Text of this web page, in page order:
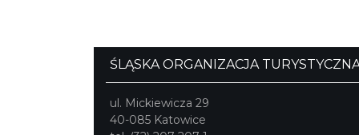
ŚLĄSKA ORGANIZACJA
ul. Mickiewicza 29
40-085 Katowice